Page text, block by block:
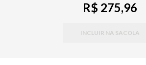
R$ 275,96
INCLUIR NA SACOLA